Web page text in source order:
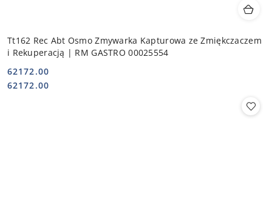
Tt162 Rec Abt Osmo Zmywarka Kapturowa ze Zmiękczaczem
i Rekuperacją | RM GASTRO 00025554
Cena:
62172.00
Cena:
62172.00